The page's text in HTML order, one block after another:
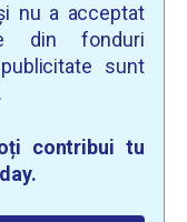
nu a acceptat
din fonduri
sunt
contribui tu